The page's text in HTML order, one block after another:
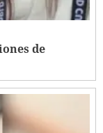
de